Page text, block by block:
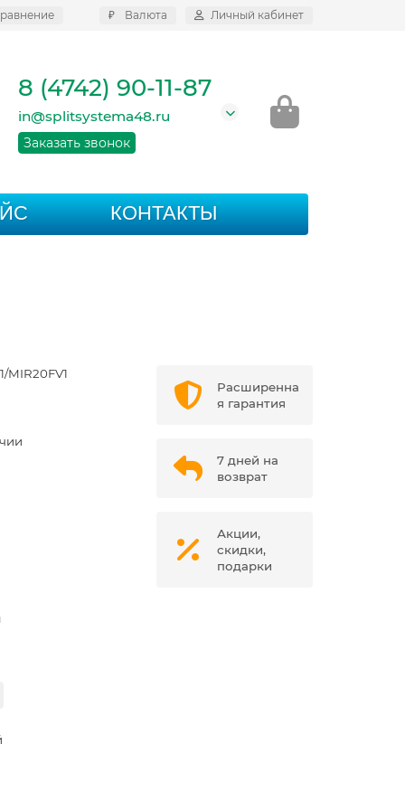
₽ Валюта Личный кабинет
8 (4742) 90-11-87
in@splitsystema48.ru
Заказать звонок
КОНТАКТЫ
MIR20FV1
Расширенна
я гарантия
7 дней на
возврат
Акции,
скидки,
подарки